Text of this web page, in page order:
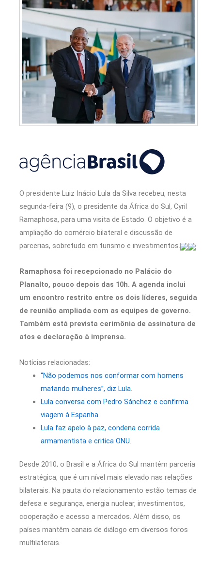
O presidente Luiz Inácio Lula da Silva recebeu, nesta
segunda-feira (9), o presidente da África do Sul, Cyril
Ramaphosa, para uma visita de Estado. O objetivo é a
ampliação do comércio bilateral e discussão de
parcerias, sobretudo em turismo e investimentos.
Ramaphosa foi recepcionado no Palácio do
Planalto, pouco depois das 10h. A agenda inclui
um encontro restrito entre os dois líderes, seguida
de reunião ampliada com as equipes de governo.
Também está prevista cerimônia de assinatura de
atos e declaração à imprensa.
Notícias relacionadas:
“Não podemos nos conformar com homens
matando mulheres”, diz Lula.
Lula conversa com Pedro Sánchez e confirma
viagem à Espanha.
Lula faz apelo à paz, condena corrida
armamentista e critica ONU.
Desde 2010, o Brasil e a África do Sul mantêm parceria
estratégica, que é um nível mais elevado nas relações
bilaterais. Na pauta do relacionamento estão temas de
defesa e segurança, energia nuclear, investimentos,
cooperação e acesso a mercados. Além disso, os
países mantêm canais de diálogo em diversos foros
multilaterais.